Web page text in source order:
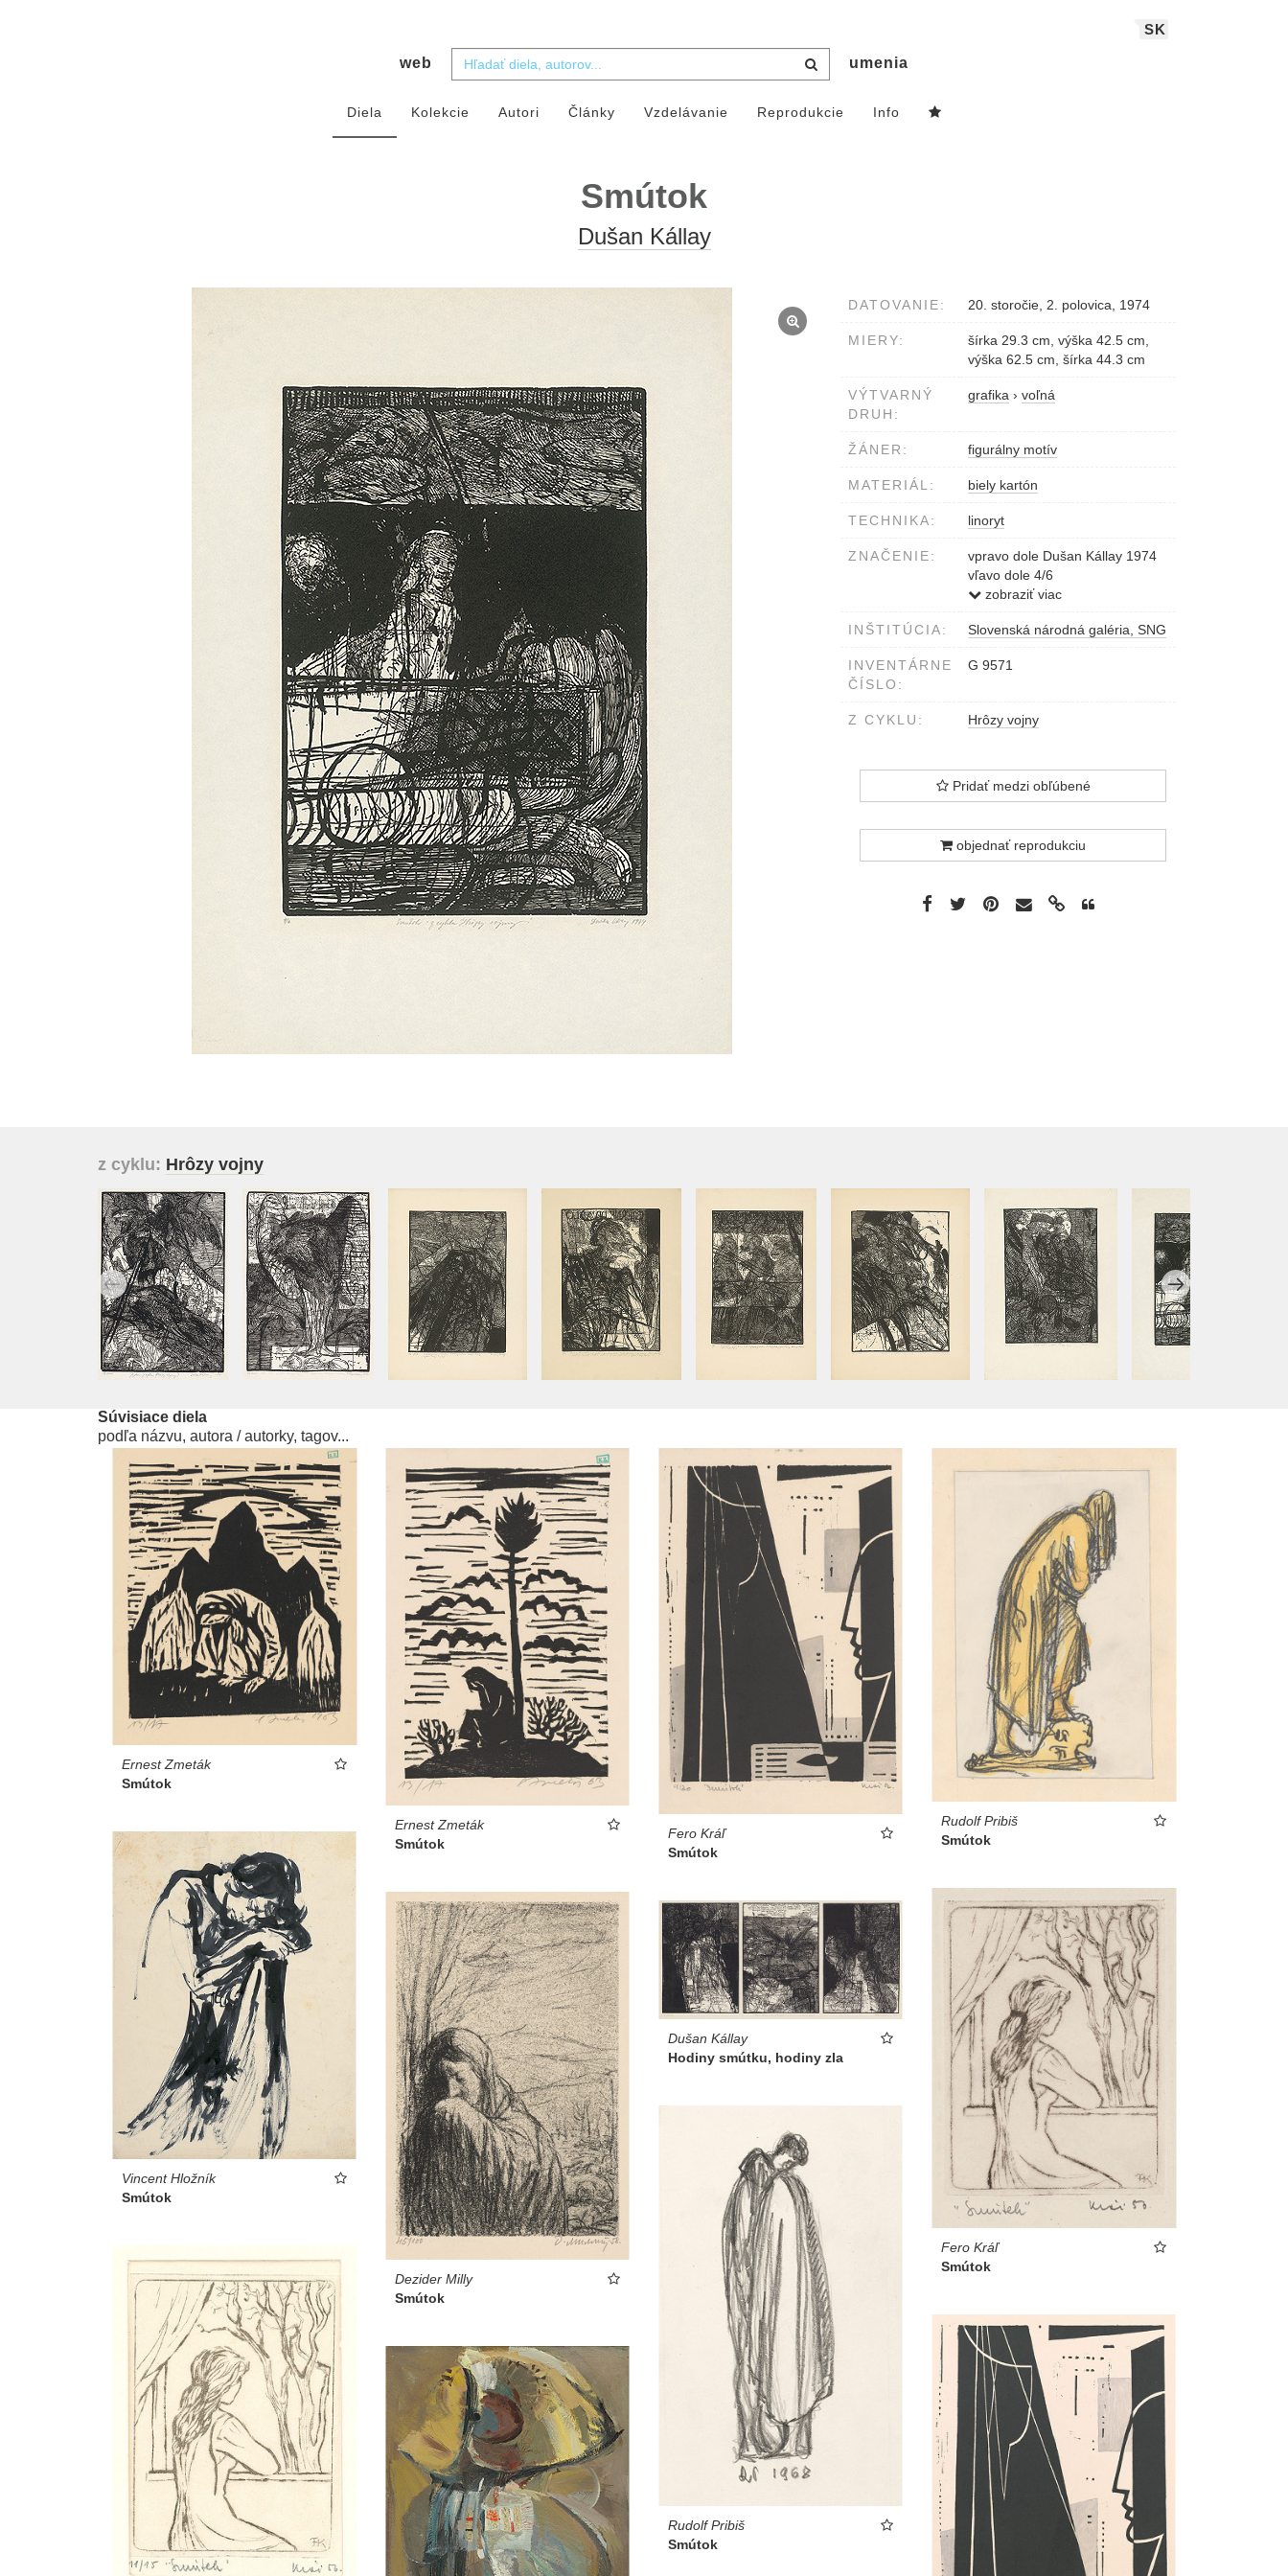
SK
web umenia
Diela Kolekcie Autori Články Vzdelávanie Reprodukcie Info
Smútok
Dušan Kállay
DATOVANIE: 20. storočie, 2. polovica, 1974
MIERY:
šírka 29.3 cm, výška 42.5 cm,
výška 62.5 cm, šírka 44.3 cm
VÝTVARNÝ
DRUH:
grafika › voľná
ŽÁNER: figurálny motív
MATERIÁL: biely kartón
TECHNIKA: linoryt
ZNAČENIE:
vpravo dole Dušan Kállay 1974
vľavo dole 4/6
v strede Smútok
zobraziť viac
INŠTITÚCIA: Slovenská národná galéria, SNG
INVENTÁRNE
ČÍSLO:
G 9571
Z CYKLU: Hrôzy vojny
Pridať medzi obľúbené
objednať reprodukciu
z cyklu: Hrôzy vojny
Súvisiace diela
podľa názvu, autora / autorky, tagov...
Ernest Zmeták
Smútok
Ernest Zmeták
Smútok
Fero Kráľ
Smútok
Rudolf Pribiš
Smútok
Vincent Hložník
Smútok
Fero Kráľ
Smútok
Dezider Milly
Smútok
Dušan Kállay
Hodiny smútku, hodiny zla
Rudolf Pribiš
Smútok